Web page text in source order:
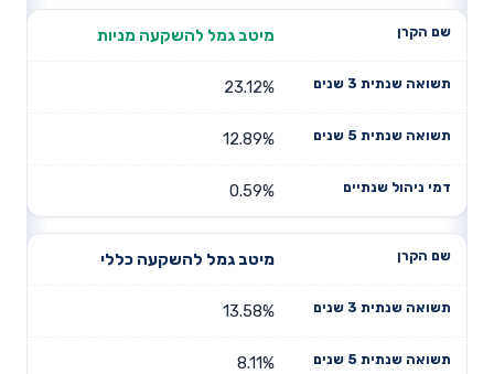
מיטב גמל להשקעה מניות
23.12%
12.89%
0.59%
מיטב גמל להשקעה כללי
13.58%
8.11%